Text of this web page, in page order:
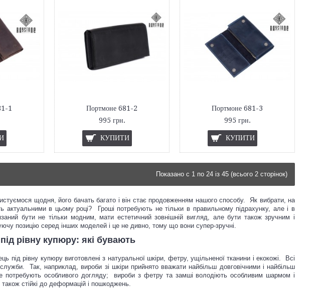
1
Портмоне 681-2
995 грн.
КУПИТИ
Портмоне 681-3
995 грн.
КУПИТИ
Показано с 1 по 24 із 45 (всього 2 сторінок)
щодня, його бачать багато і він стає продовженням нашого способу. Як вибрати, на
актуальними в цьому році? Гроші потребують не тільки в правильному підрахунку, але і в
бути не тільки модним, мати естетичний зовнішній вигляд, але бути також зручним і
позицію серед інших моделей і це не дивно, тому що вони супер-зручні.
рівну купюру: які бувають
під рівну купюру виготовлені з натуральної шкіри, фетру, ущільненої тканини і екокожі. Всі
Так, наприклад, вироби зі шкіри прийнято вважати найбільш довговічними і найбільш
потребують особливого догляду; вироби з фетру та замші володіють особливим шармом і
стійкі до деформацій і пошкоджень.